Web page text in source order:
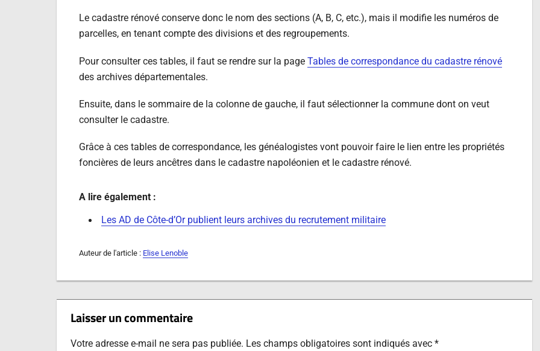
Le cadastre rénové conserve donc le nom des sections (A, B, C, etc.), mais il modifie les numéros de
parcelles, en tenant compte des divisions et des regroupements.
Pour consulter ces tables, il faut se rendre sur la pageTables de correspondance du cadastre rénové
des archives départementales.
Ensuite, dans le sommaire de la colonne de gauche, il faut sélectionner la commune dont on veut
consulter le cadastre.
Grâce à ces tables de correspondance, les généalogistes vont pouvoir faire le lien entre les propriétés
foncières de leurs ancêtres dans le cadastre napoléonien et le cadastre rénové.
A lire également :
Les AD de Côte-d’Or publient leurs archives du recrutement militaire
Auteur de l'article : Elise Lenoble
Laisser un commentaire
Votre adresse e-mail ne sera pas publiée. Les champs obligatoires sont indiqués avec*